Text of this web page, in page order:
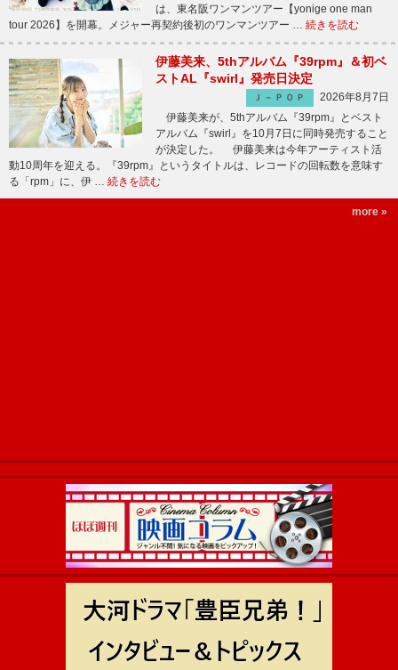
は、東名阪ワンマンツアー【yonige one man
tour 2026】を開幕。メジャー再契約後初のワンマンツアー … 続きを読む
伊藤美来、5thアルバム『39rpm』＆初ベ
ストAL『swirl』発売日決定
Ｊ－ＰＯＰ
2026年8月7日
伊藤美来が、5thアルバム『39rpm』とベスト
アルバム『swirl』を10月7日に同時発売すること
が決定した。 伊藤美来は今年アーティスト活
動10周年を迎える。『39rpm』というタイトルは、レコードの回転数を意味す
る「rpm」に、伊 … 続きを読む
more »